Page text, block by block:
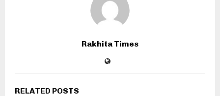
Rakhita Times
RELATED POSTS